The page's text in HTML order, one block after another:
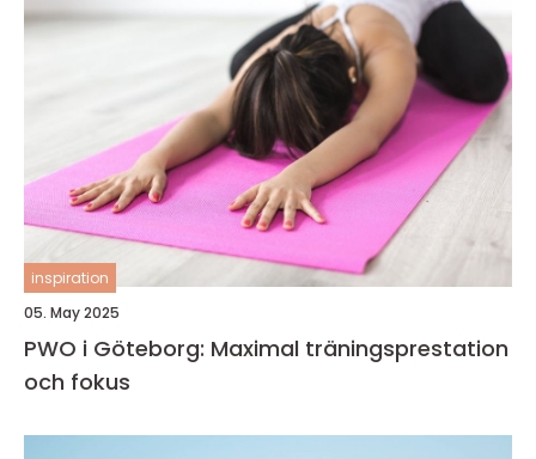
inspiration
05. May 2025
PWO i Göteborg: Maximal träningsprestation
och fokus